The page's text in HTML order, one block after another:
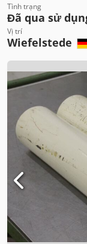
Tình trạng
Đã qua sử
Vị trí
Wiefelstede